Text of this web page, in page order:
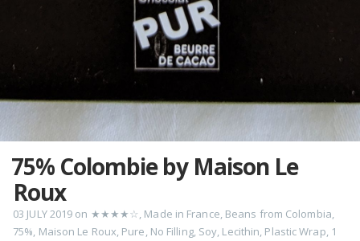
75% Colombie by Maison Le
Roux
03 JULY 2019 on ★★★★☆, Made in France, Beans from Colombia,
75%, Maison Le Roux, Pure, No Filling, Soy, Lecithin, Plastic Wrap, 1